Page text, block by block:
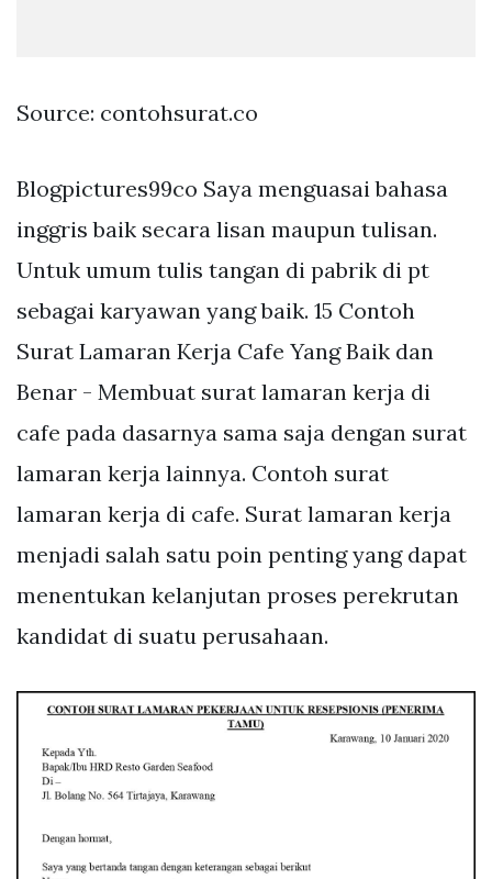
Source: contohsurat.co
Blogpictures99co Saya menguasai bahasa
inggris baik secara lisan maupun tulisan.
Untuk umum tulis tangan di pabrik di pt
sebagai karyawan yang baik. 15 Contoh
Surat Lamaran Kerja Cafe Yang Baik dan
Benar - Membuat surat lamaran kerja di
cafe pada dasarnya sama saja dengan surat
lamaran kerja lainnya. Contoh surat
lamaran kerja di cafe. Surat lamaran kerja
menjadi salah satu poin penting yang dapat
menentukan kelanjutan proses perekrutan
kandidat di suatu perusahaan.